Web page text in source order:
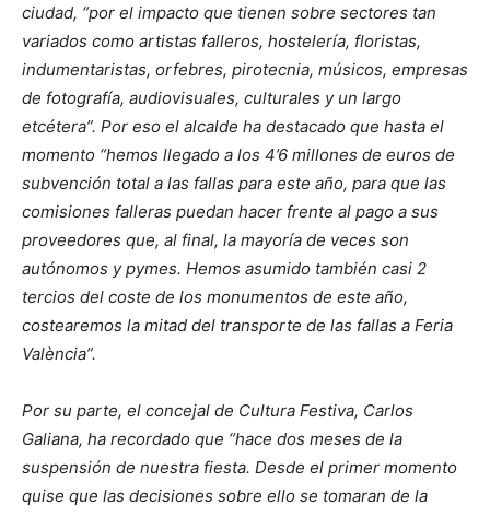
ciudad, “por el impacto que tienen sobre sectores tan
variados como artistas falleros, hostelería, floristas,
indumentaristas, orfebres, pirotecnia, músicos, empresas
de fotografía, audiovisuales, culturales y un largo
etcétera”. Por eso el alcalde ha destacado que hasta el
momento “hemos llegado a los 4’6 millones de euros de
subvención total a las fallas para este año, para que las
comisiones falleras puedan hacer frente al pago a sus
proveedores que, al final, la mayoría de veces son
autónomos y pymes. Hemos asumido también casi 2
tercios del coste de los monumentos de este año,
costearemos la mitad del transporte de las fallas a Feria
València”.
Por su parte, el concejal de Cultura Festiva, Carlos
Galiana, ha recordado que “hace dos meses de la
suspensión de nuestra fiesta. Desde el primer momento
quise que las decisiones sobre ello se tomaran de la